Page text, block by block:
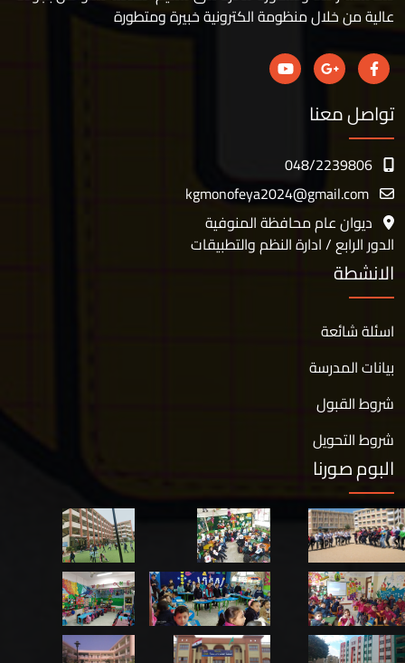
عالية من خلال منظومة الكترونية خبيرة ومتطورة
تواصل معنا
048/2239806
kgmonofeya2024@gmail.com
ديوان عام محافظة المنوفية
الدور الرابع / ادارة النظم والتطبيقات
الانشطة
اسئلة شائعة
بيانات المدرسة
شروط القبول
شروط التحويل
البوم صورنا